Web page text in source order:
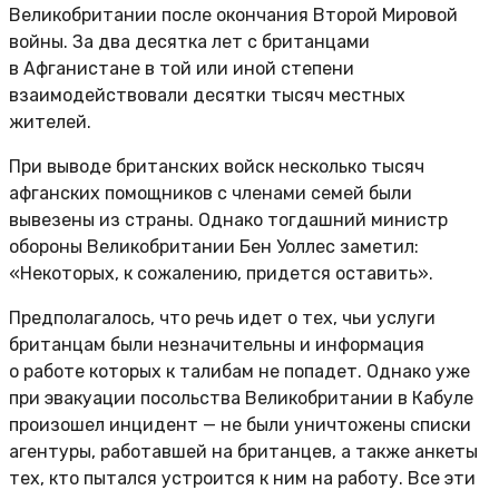
Великобритании после окончания Второй Мировой
войны. За два десятка лет с британцами
в Афганистане в той или иной степени
взаимодействовали десятки тысяч местных
жителей.
При выводе британских войск несколько тысяч
афганских помощников с членами семей были
вывезены из страны. Однако тогдашний министр
обороны Великобритании Бен Уоллес заметил:
«Некоторых, к сожалению, придется оставить».
Предполагалось, что речь идет о тех, чьи услуги
британцам были незначительны и информация
о работе которых к талибам не попадет. Однако уже
при эвакуации посольства Великобритании в Кабуле
произошел инцидент — не были уничтожены списки
агентуры, работавшей на британцев, а также анкеты
тех, кто пытался устроится к ним на работу. Все эти